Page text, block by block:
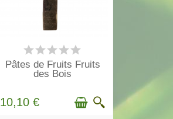
EN STOCK
Pâtes de Fruits Fruits
des Bois
10,10 €